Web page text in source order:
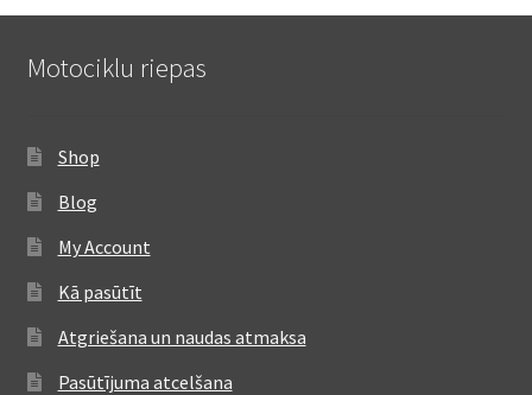
Motociklu riepas
Shop
Blog
My Account
Kā pasūtīt
Atgriešana un naudas atmaksa
Pasūtījuma atcelšana